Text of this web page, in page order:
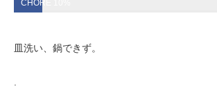
CHORE 10%
皿洗い、鍋できず。